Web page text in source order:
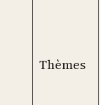
Thèmes